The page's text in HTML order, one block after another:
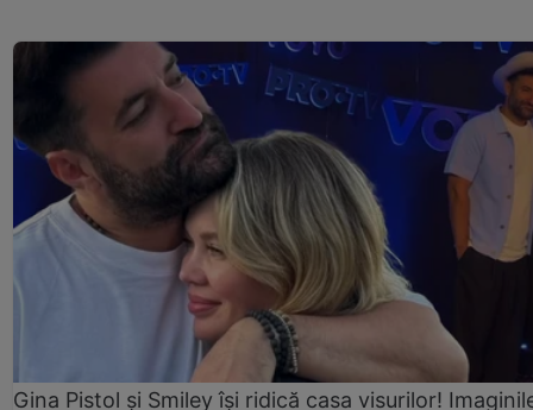
Gina Pistol și Smiley își ridică casa visurilor!